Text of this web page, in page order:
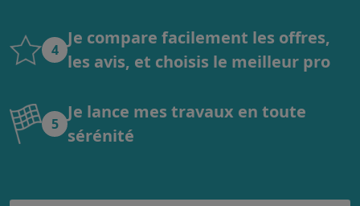
4
Je compare facilement les offres,
les avis, et choisis le meilleur pro
5
Je lance mes travaux en toute
sérénité